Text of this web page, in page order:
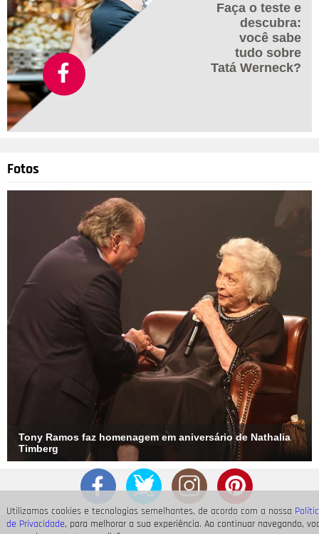
Utilizamos cookies e tecnologias semelhantes, de acordo com a nossa
de Privacidade, para melhorar a sua experiência. Ao continuar navegando,
Faça o teste e
descubra:
você sabe
tudo sobre
Tatá Werneck?
Fotos
Tony Ramos faz homenagem em aniversário de Nathalia
Timberg